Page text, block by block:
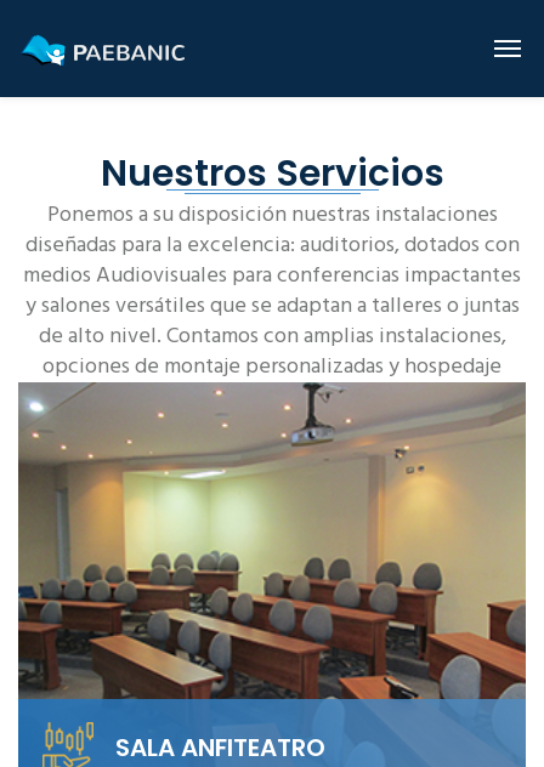
Nuestros Servicios
Ponemos a su disposición nuestras instalaciones
diseñadas para la excelencia: auditorios, dotados con
medios Audiovisuales para conferencias impactantes
y salones versátiles que se adaptan a talleres o juntas
de alto nivel. Contamos con amplias instalaciones,
opciones de montaje personalizadas y hospedaje
SALA ANFITEATRO